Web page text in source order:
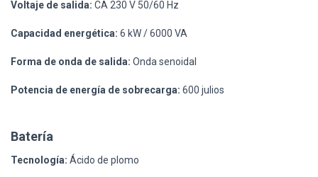
Voltaje de salida: CA 230 V 50/60 Hz
Capacidad energética: 6 kW / 6000 VA
Forma de onda de salida: Onda senoidal
Potencia de energía de sobrecarga: 600 julios
Batería
Tecnología: Ácido de plomo